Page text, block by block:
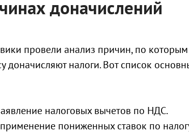
доначислений
провели анализ причин, по
доначисляют налоги. Вот список
налоговых вычетов по НДС.
пониженных ставок по